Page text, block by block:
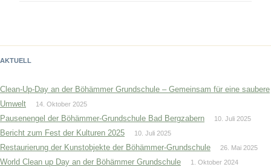
AKTUELL
Clean-Up-Day an der Böhämmer Grundschule – Gemeinsam für eine saubere
Umwelt
14. Oktober 2025
Pausenengel der Böhämmer-Grundschule Bad Bergzabern 10. Juli 2025
Bericht zum Fest der Kulturen 2025 10. Juli 2025
Restaurierung der Kunstobjekte der Böhämmer-Grundschule 26. Mai 2025
World Clean up Day an der Böhämmer Grundschule 1. Oktober 2024